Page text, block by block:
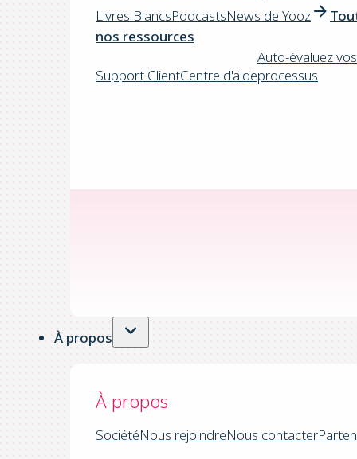
Livres BlancsPodcastsNews de Yooz
nos ressources
Support ClientCentre d'aide
Auto-évaluez vos
processus
À propos
À propos
SociétéNous rejoindreNous contacter